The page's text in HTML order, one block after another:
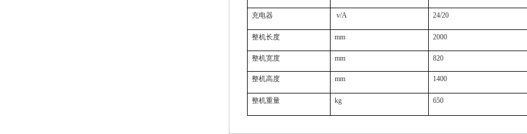
充电器 v/A 24/20
整机长度 mm 2000
整机宽度 mm 820
整机高度 mm 1400
整机重量 kg 650